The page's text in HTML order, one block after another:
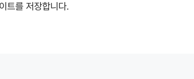
트를 저장합니다.